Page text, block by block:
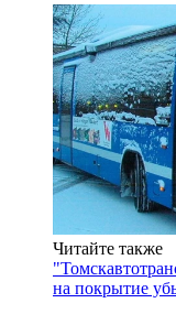
Читайте также
на покрытие